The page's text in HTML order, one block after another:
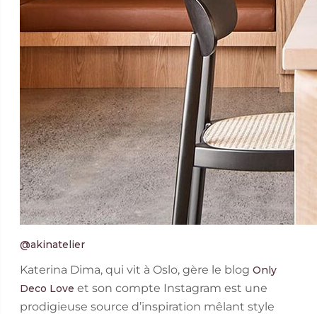
@akinatelier
Katerina Dima, qui vit à Oslo, gère le blog Only
Deco Love et son compte Instagram est une
prodigieuse source d’inspiration mêlant style